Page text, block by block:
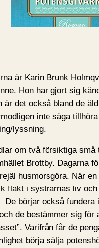
är Karin Brunk
Hon har gjort sig
är det också bland de
inte säga
lyssning.
om två försiktiga
Brottby. Dagarna
husmorsgöra. När
fläkt i systrarnas liv
De börjar också fundera
de bestämmer sig
Varifrån får de
börja sälja